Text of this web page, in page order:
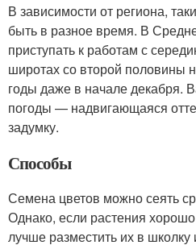
В зависимости от региона,
быть в разное время. В
приступать к работам с
широтах со второй половины
годы даже в начале декабря.
погоды — надвигающаяся
задумку.
Способы
Семена цветов можно сеять
Однако, если растения
лучше разместить их в